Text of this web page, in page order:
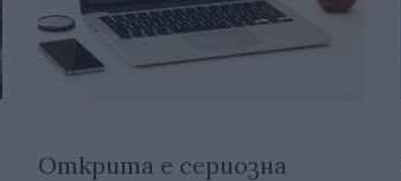
Открита е сериозна